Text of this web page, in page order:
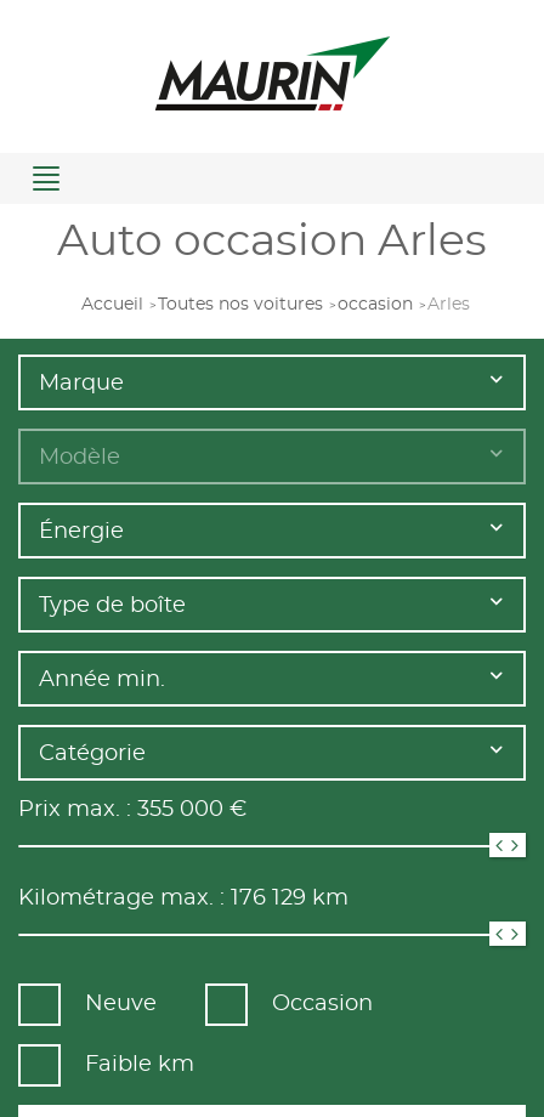
Menu
Auto occasion Arles
Accueil Toutes nos voitures occasion Arles
Marque
Modèle
Énergie
Type de boîte
Année min.
Catégorie
Prix max. : 355 000 €
Kilométrage max. : 176 129 km
Neuve Occasion
Faible km